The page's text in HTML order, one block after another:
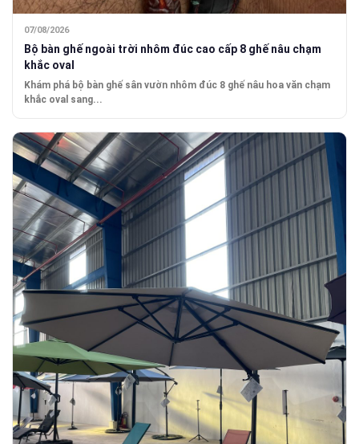
07/08/2026
Bộ bàn ghế ngoài trời nhôm đúc cao cấp 8 ghế nâu chạm
khắc oval
Khám phá bộ bàn ghế sân vườn nhôm đúc 8 ghế nâu hoa văn chạm
khắc oval sang...